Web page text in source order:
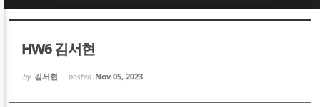
HW6 김서현
by 김서현 posted Nov 05, 2023
Sketchbook5, 스케치북5
Sketchbook5, 스케치북5